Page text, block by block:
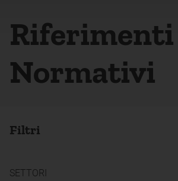
Riferimenti
Normativi
Filtri
SETTORI